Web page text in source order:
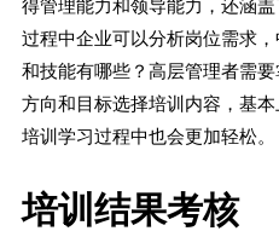
得管理能力和领导能力，还涵
过程中企业可以分析岗位需求
和技能有哪些？高层管理者需
方向和目标选择培训内容，基
培训学习过程中也会更加轻松。
培训结果考核